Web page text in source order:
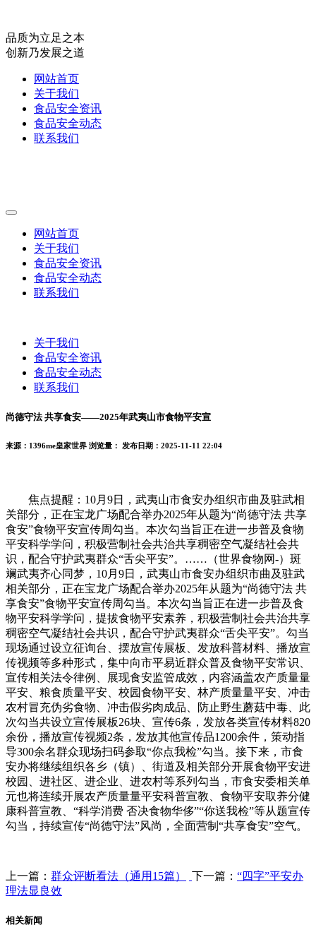
品质为立足之本
创新乃发展之道
网站首页
关于我们
食品安全资讯
食品安全动态
联系我们
网站首页
关于我们
食品安全资讯
食品安全动态
联系我们
关于我们
食品安全资讯
食品安全动态
联系我们
尚德守法 共享食安——2025年武夷山市食物平安宣
来源：1396me皇家世界 浏览量： 发布日期：2025-11-11 22:04
焦点提醒：10月9日，武夷山市食安办组织市曲及驻武相
关部分，正在宝龙广场配合举办2025年从题为“尚德守法 共享
食安”食物平安宣传周勾当。本次勾当旨正在进一步普及食物
平安科学学问，积极营制社会共治共享稠密空气凝结社会共
识，配合守护武夷群众“舌尖平安”。……（世界食物网-）斑
斓武夷齐心同梦，10月9日，武夷山市食安办组织市曲及驻武
相关部分，正在宝龙广场配合举办2025年从题为“尚德守法 共
享食安”食物平安宣传周勾当。本次勾当旨正在进一步普及食
物平安科学学问，提拔食物平安素养，积极营制社会共治共享
稠密空气凝结社会共识，配合守护武夷群众“舌尖平安”。勾当
现场通过设立征询台、摆放宣传展板、发放科普材料、播放宣
传视频等多种形式，集中向市平易近群众普及食物平安常识、
宣传相关法令律例、展现食安监管成效，内容涵盖农产质量量
平安、粮食质量平安、校园食物平安、林产质量量平安、冲击
农村冒充伪劣食物、冲击假劣肉成品、防止野生蘑菇中毒、此
次勾当共设立宣传展板26块、宣传6条，发放各类宣传材料820
余份，播放宣传视频2条，发放其他宣传品1200余件，策动指
导300余名群众现场扫码参取“你点我检”勾当。接下来，市食
安办将继续组织各乡（镇）、街道及相关部分开展食物平安进
校园、进社区、进企业、进农村等系列勾当，市食安委相关单
元也将连续开展农产质量量平安科普宣教、食物平安取养分健
康科普宣教、“科学消费 否决食物华侈”“你送我检”等从题宣传
勾当，持续宣传“尚德守法”风尚，全面营制“共享食安”空气。
上一篇： 群众评断看法（通用15篇） 下一篇： “四字”平安办
理法显良效
相关新闻